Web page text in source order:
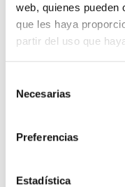
web, quienes pueden
que les haya
partir del uso que
Necesarias
Preferencias
Estadística